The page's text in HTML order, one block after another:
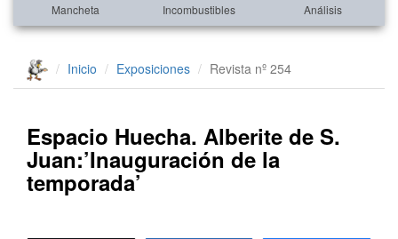
Mancheta Incombustibles Análisis
Inicio Exposiciones Revista nº 254
Espacio Huecha. Alberite de S.
Juan:’Inauguración de la
temporada’